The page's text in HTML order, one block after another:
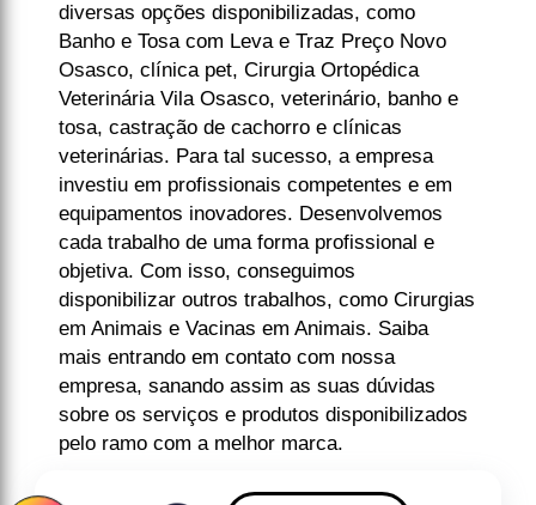
diversas opções disponibilizadas, como
Banho e Tosa com Leva e Traz Preço Novo
Osasco, clínica pet, Cirurgia Ortopédica
Veterinária Vila Osasco, veterinário, banho e
tosa, castração de cachorro e clínicas
veterinárias. Para tal sucesso, a empresa
investiu em profissionais competentes e em
equipamentos inovadores. Desenvolvemos
cada trabalho de uma forma profissional e
objetiva. Com isso, conseguimos
disponibilizar outros trabalhos, como Cirurgias
em Animais e Vacinas em Animais. Saiba
mais entrando em contato com nossa
empresa, sanando assim as suas dúvidas
sobre os serviços e produtos disponibilizados
pelo ramo com a melhor marca.